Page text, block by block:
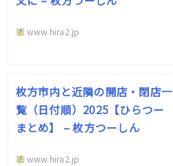
www.hira2.jp
枚方市内と近隣の開店・閉店一
覧（日付順）2025【ひらつー
まとめ】 – 枚方つーしん
www.hira2.jp